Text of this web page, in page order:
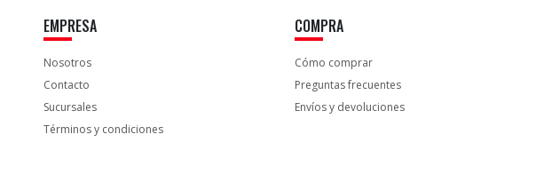
EMPRESA
Nosotros
Contacto
Sucursales
Términos y condiciones
COMPRA
Cómo comprar
Preguntas frecuentes
Envíos y devoluciones